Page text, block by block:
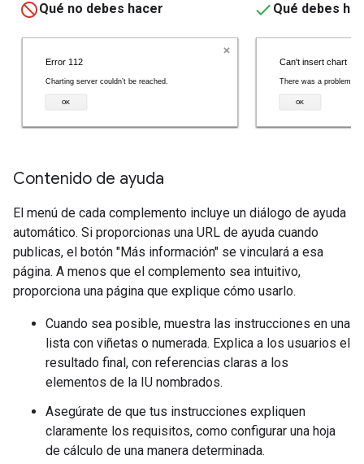
Qué no debes hacer Qué debes
Contenido de ayuda
El menú de cada complemento incluye un diálogo de ayuda
automático. Si proporcionas una URL de ayuda cuando
publicas, el botón "Más información" se vinculará a esa
página. A menos que el complemento sea intuitivo,
proporciona una página que explique cómo usarlo.
Cuando sea posible, muestra las instrucciones en una
lista con viñetas o numerada. Explica a los usuarios el
resultado final, con referencias claras a los
elementos de la IU nombrados.
Asegúrate de que tus instrucciones expliquen
claramente los requisitos, como configurar una hoja
de cálculo de una manera determinada.